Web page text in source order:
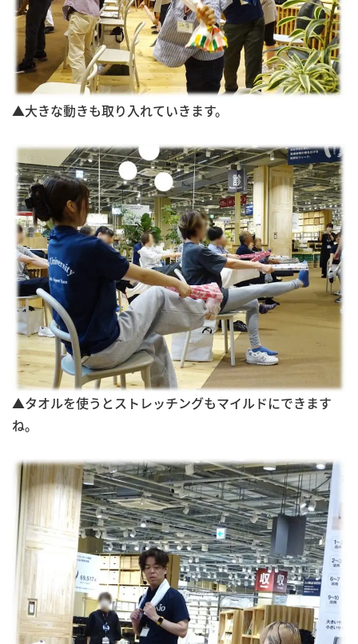
▲大きな動きも取り入れていきます。
▲タオルを使うとストレッチングもマイルドにできます
ね。